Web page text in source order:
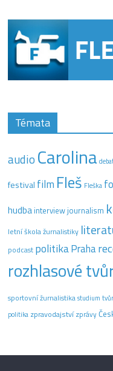
Témata
audio Carolina
festival film Fleš Fleška
hudba interview journalism
letní škola žurnalistiky
podcast politikaPraha
rozhlasové
sportovní žurnalistika studium
politika zpravodajstvízprávy